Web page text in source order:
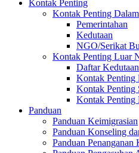
Kontak Penting
Kontak Penting
Pemerintahan
Kedutaan
NGO/Serikat
Kontak Penting Luar
Daftar
Kontak Penting
Kontak Penting
Kontak Penting
Panduan
Panduan Keimigrasian
Panduan Konseling
Panduan Penanganan